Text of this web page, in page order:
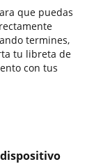
que puedas
termines,
tu libreta de
con tus